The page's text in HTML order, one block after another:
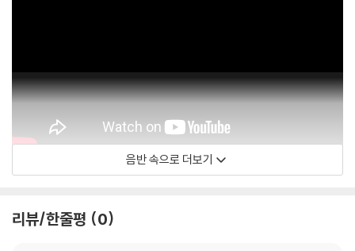
음반 속으로 더보기
리뷰/한줄평 0